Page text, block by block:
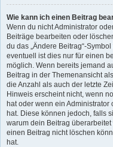
Wie kann ich einen Beitrag
Wenn du nicht Administrator
Beiträge bearbeiten oder
du das „Ändere Beitrag“-
eventuell ist dies nur für einen
möglich. Wenn bereits jemand
Beitrag in der Themenansicht
die Anzahl als auch der letzte
Hinweis erscheint nicht, wenn
hat oder wenn ein
hat. Diese können jedoch, falls
warum dein Beitrag
einen Beitrag nicht löschen
hat.